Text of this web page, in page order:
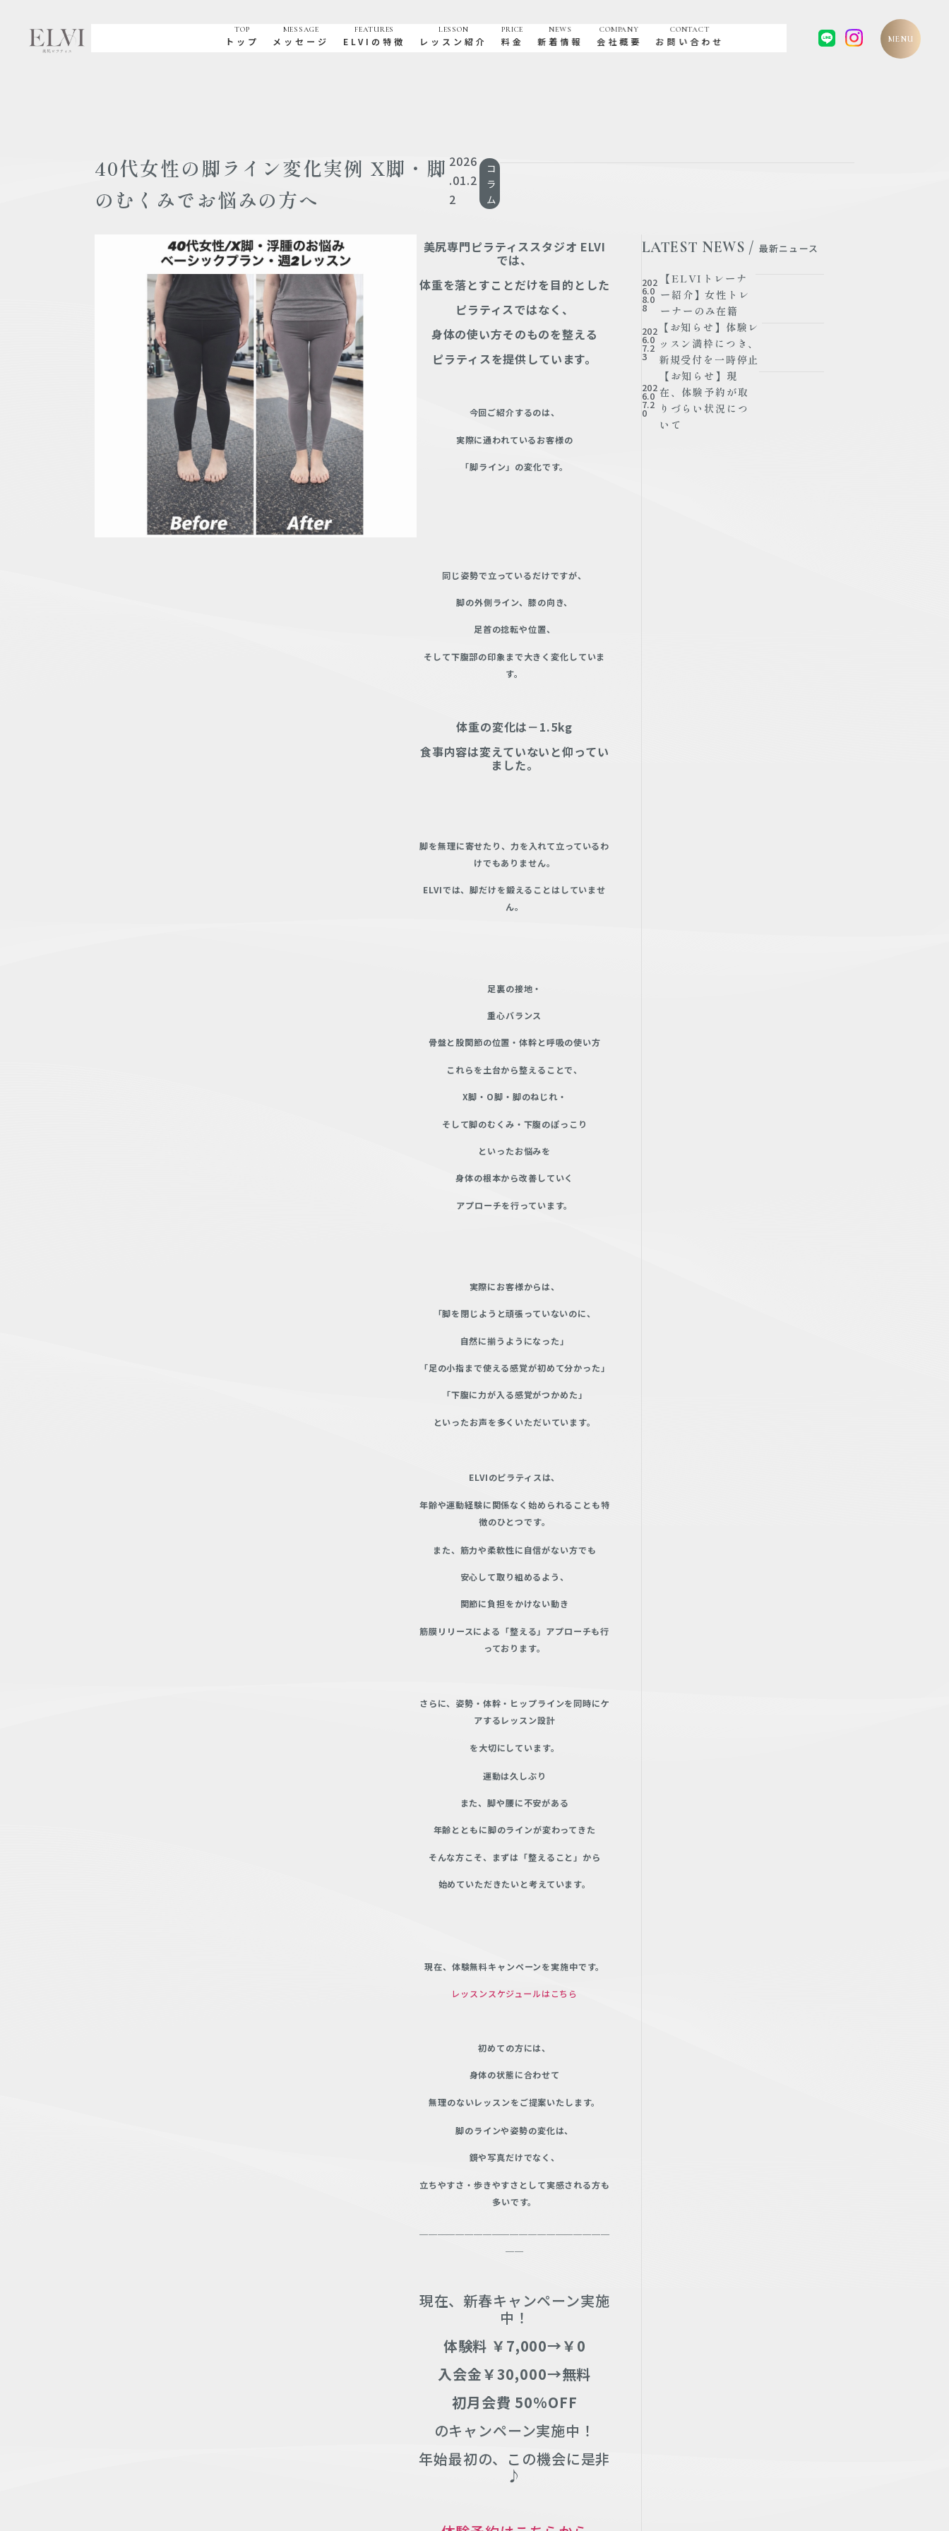
TOP
トップ
MESSAGE
メッセージ
FEATURES
ELVIの特徴
LESSON
レッスン紹介
PRICE
料金
NEWS
新着情報
COMPANY
会社概要
CONTACT
お問い合わせ MENU
40代女性の脚ライン変化実例 X脚・脚
のむくみでお悩みの方へ
2026
.01.2
2
コ
ラ
ム
美尻専門ピラティススタジオ ELVI
では、
体重を落とすことだけを目的とした
ピラティスではなく、
身体の使い方そのものを整える
ピラティスを提供しています。
今回ご紹介するのは、
実際に通われているお客様の
「脚ライン」の変化です。
同じ姿勢で立っているだけですが、
脚の外側ライン、膝の向き、
足首の捻転や位置、
そして下腹部の印象まで大きく変化していま
す。
体重の変化は－1.5kg
食事内容は変えていないと仰ってい
ました。
脚を無理に寄せたり、力を入れて立っているわ
けでもありません。
ELVIでは、脚だけを鍛えることはしていませ
ん。
足裏の接地・
重心バランス
骨盤と股関節の位置・体幹と呼吸の使い方
これらを土台から整えることで、
X脚・O脚・脚のねじれ・
そして脚のむくみ・ 下腹のぽっこり
といったお悩みを
身体の根本から改善していく
アプローチを行っています。
実際にお客様からは、
「脚を閉じようと頑張っていないのに、
自然に揃うようになった」
「足の小指まで使える感覚が初めて分かった」
「下腹に力が入る感覚がつかめた」
といったお声を多くいただいています。
ELVIのピラティスは、
年齢や運動経験に関係なく始められることも特
徴のひとつです。
また、筋力や柔軟性に自信がない方でも
安心して取り組めるよう、
関節に負担をかけない動き
筋膜リリースによる「整える」アプローチも行
っております。
さらに、姿勢・体幹・ヒップラインを同時にケ
アするレッスン設計
を大切にしています。
運動は久しぶり
また、脚や腰に不安がある
年齢とともに脚のラインが変わってきた
そんな方こそ、まずは「整えること」 から
始めていただきたいと考えています。
現在、体験無料キャンペーンを実施中です。
レッスンスケジュールはこちら
初めての方には、
身体の状態に合わせて
無理のないレッスンをご提案いたします。
脚のラインや姿勢の変化は、
鏡や写真だけでなく、
立ちやすさ・ 歩きやすさとして実感される方も
多いです。
現在、新春キャンペーン実施
中！
体験料 ￥7,000→￥0
入会金￥30,000→無料
初月会費 50%OFF
のキャンペーン実施中！
年始最初の、この機会に是非
♪
LATEST NEWS / 最新ニュース
202
6.0
8.0
8
【ELVIトレーナ
ー紹介】女性トレ
ーナーのみ在籍
202
6.0
7.2
3
【お知らせ】体験レ
ッスン満枠につき、
新規受付を一時停止
202
6.0
7.2
0
【お知らせ】現
在、体験予約が取
りづらい状況につ
いて